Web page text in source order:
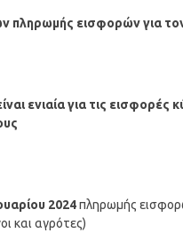
πληρωμής εισφορών για
ενιαία για τις
2024πληρωμής
και αγρότες)